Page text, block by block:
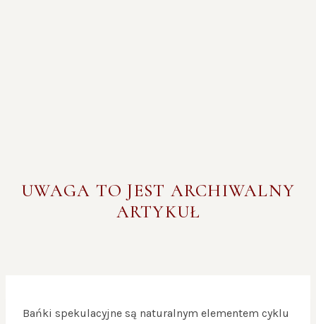
UWAGA TO JEST ARCHIWALNY
ARTYKUŁ
Bańki spekulacyjne są naturalnym elementem cyklu